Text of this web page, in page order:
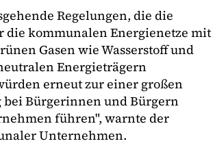
Regelungen, die die
die kommunalen Energienetze mit
Gasen wie Wasserstoff und
Energieträgern
erneut zur einer großen
Bürgerinnen und Bürgern
führen", warnte der
Unternehmen.